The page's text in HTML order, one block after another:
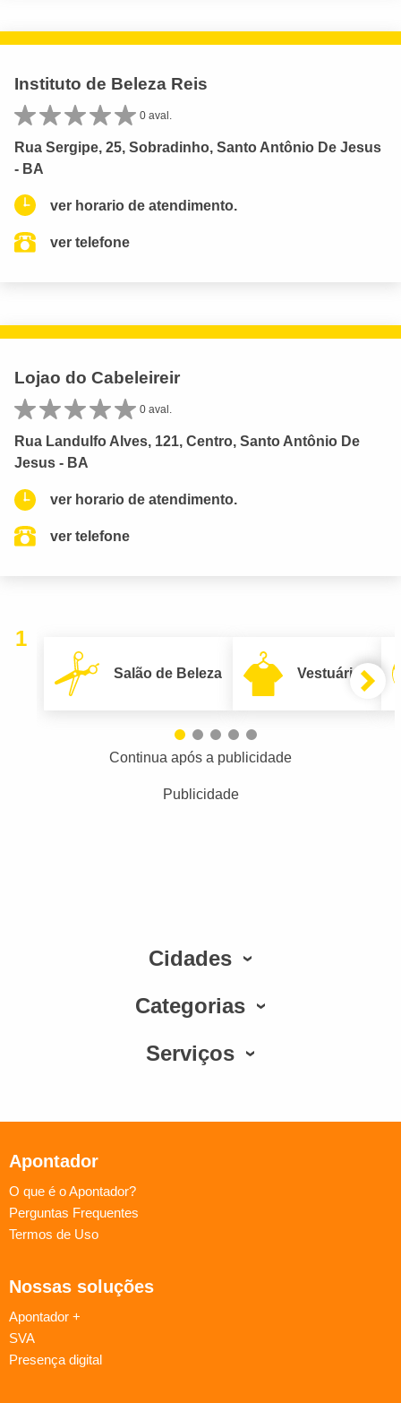
Instituto de Beleza Reis
0 aval.
Rua Sergipe, 25, Sobradinho, Santo Antônio De Jesus
- BA
ver horario de atendimento.
ver telefone
Lojao do Cabeleireir
0 aval.
Rua Landulfo Alves, 121, Centro, Santo Antônio De
Jesus - BA
ver horario de atendimento.
ver telefone
1
Salão de Beleza Vestuário
Continua após a publicidade
Publicidade
Cidades
Categorias
Serviços
Apontador
O que é o Apontador?
Perguntas Frequentes
Termos de Uso
Nossas soluções
Apontador +
SVA
Presença digital